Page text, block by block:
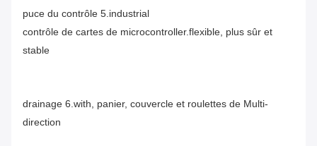
puce du contrôle 5.industrial
contrôle de cartes de microcontroller.flexible, plus sûr et
stable
drainage 6.with, panier, couvercle et roulettes de Multi-
direction